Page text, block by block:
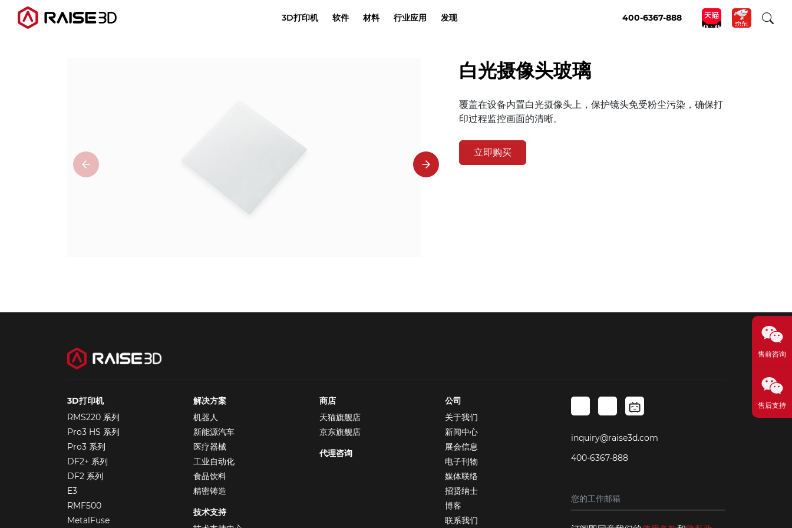
3D打印机 软件 材料 行业应用 发现 400-6367-888
白光摄像头玻璃
覆盖在设备内置白光摄像头上，保护镜头免受粉尘污染，确保打
印过程监控画面的清晰。
立即购买
3D打印机
RMS220 系列
Pro3 HS 系列
Pro3 系列
DF2+ 系列
DF2 系列
E3
RMF500
MetalFuse
解决方案
机器人
新能源汽车
医疗器械
工业自动化
食品饮料
精密铸造
技术支持
商店
天猫旗舰店
京东旗舰店
代理咨询
公司
关于我们
新闻中心
展会信息
电子刊物
媒体联络
招贤纳士
博客
联系我们
inquiry@raise3d.com
400-6367-888
售前咨询
售后支持